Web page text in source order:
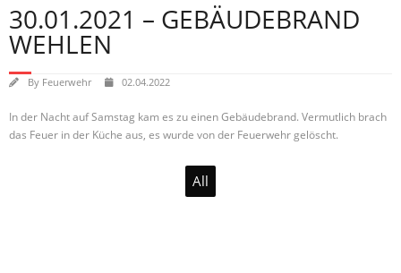
30.01.2021 – GEBÄUDEBRAND
WEHLEN
By Feuerwehr 02.04.2022
In der Nacht auf Samstag kam es zu einen Gebäudebrand. Vermutlich brach
das Feuer in der Küche aus, es wurde von der Feuerwehr gelöscht.
All